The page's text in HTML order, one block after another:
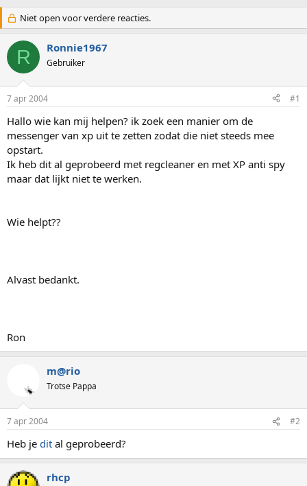
d
e
r
w
e
s
t
a
r
t
e
r
a
r
t
d
a
m
Niet open voor verdere reacties.
R Ronnie1967
Gebruiker
7 apr 2004 #1
Hallo wie kan mij helpen? ik zoek een manier om de
messenger van xp uit te zetten zodat die niet steeds mee
opstart.
Ik heb dit al geprobeerd met regcleaner en met XP anti spy
maar dat lijkt niet te werken.
Wie helpt??
Alvast bedankt.
Ron
m@rio
Trotse Pappa
7 apr 2004 #2
Heb je dit al geprobeerd?
rhcp